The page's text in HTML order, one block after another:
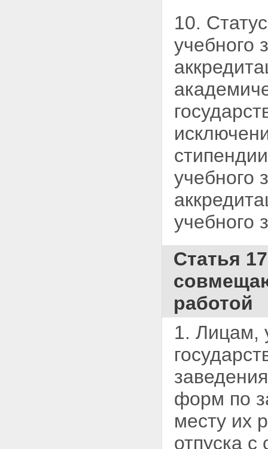
10.
учебного
учебного
учебного
Статья
работой
1. Лицам,
форм по
месту их
отпуска